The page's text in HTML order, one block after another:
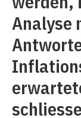
Analyse